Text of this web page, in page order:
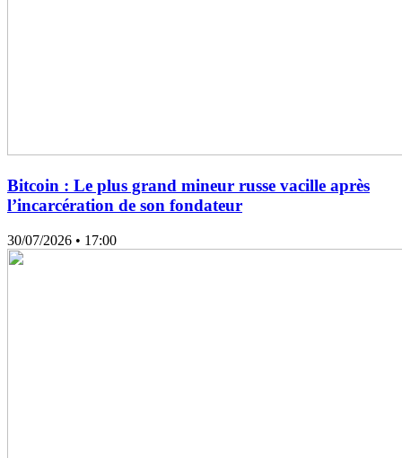
Bitcoin : Le plus grand mineur russe vacille après
l’incarcération de son fondateur
30/07/2026 • 17:00